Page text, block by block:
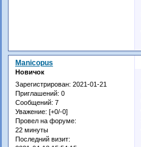
Manicopus
Новичок
Зарегистрирован: 2021-01-21
Приглашений: 0
Сообщений: 7
Уважение: [+0/-0]
Провел на форуме:
22 минуты
Последний визит: